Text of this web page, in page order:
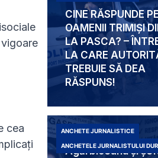
cea
CINE RĂSPUNDE
OAMENII TRIMIȘI
LA PASCA? –
LA CARE
TREBUIE SĂ DEA
RĂSPUNS!
Agărbiceanu și
ANCHETE JURNALISTICE
ANCHETELE JURNALISTULUI